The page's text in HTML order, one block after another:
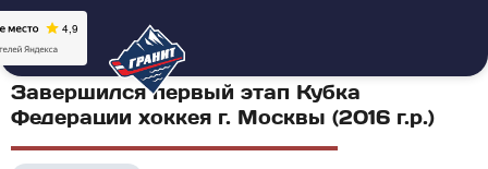
Завершился первый этап Кубка
Федерации хоккея г. Москвы (2016 г.р.)